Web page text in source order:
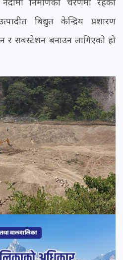
बिद्युत केन्द्रिय प्रशारण
र सबस्टेशन बनाउन लागिएको हो